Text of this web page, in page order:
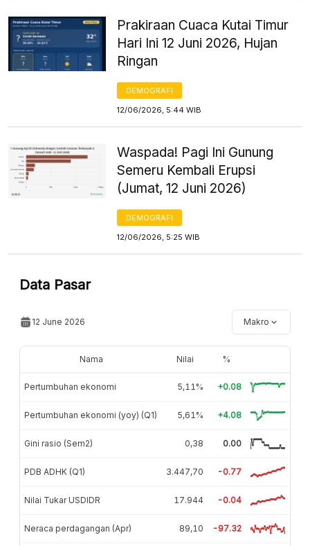
Prakiraan Cuaca Kutai Timur
Hari Ini 12 Juni 2026, Hujan
Ringan
DEMOGRAFI
12/06/2026, 5:44 WIB
Waspada! Pagi Ini Gunung
Semeru Kembali Erupsi
(Jumat, 12 Juni 2026)
DEMOGRAFI
12/06/2026, 5:25 WIB
Data Pasar
12 June 2026 Makro
Nama Nilai %
Pertumbuhan ekonomi 5,11% +0.08
Pertumbuhan ekonomi (yoy) (Q1) 5,61% +4.08
Gini rasio (Sem2) 0,38 0.00
PDB ADHK (Q1) 3.447,70 -0.77
Nilai Tukar USDIDR 17.944 -0.04
Neraca perdagangan (Apr) 89,10 -97.32